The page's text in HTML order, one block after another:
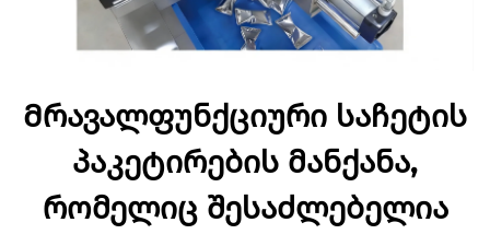
Მრავალფუნქციური საჩეტის
პაკეტირების მანქანა,
რომელიც შესაძლებელია